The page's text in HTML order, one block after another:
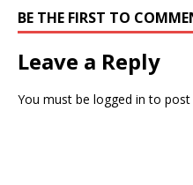
BE THE FIRST TO
Leave a Reply
You must be logged in to post